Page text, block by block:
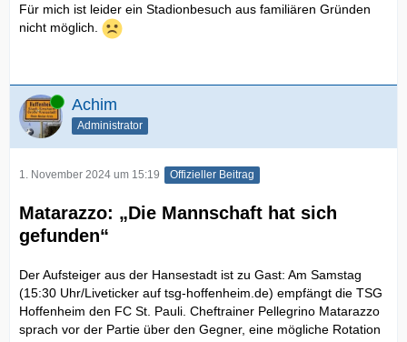
Für mich ist leider ein Stadionbesuch aus familiären Gründen
nicht möglich.
Online Achim
Administrator
1. November 2024 um 15:19 Offizieller Beitrag
Matarazzo: „Die Mannschaft hat sich
gefunden“
Der Aufsteiger aus der Hansestadt ist zu Gast: Am Samstag
(15:30 Uhr/Liveticker auf tsg-hoffenheim.de) empfängt die TSG
Hoffenheim den FC St. Pauli. Cheftrainer Pellegrino Matarazzo
sprach vor der Partie über den Gegner, eine mögliche Rotation